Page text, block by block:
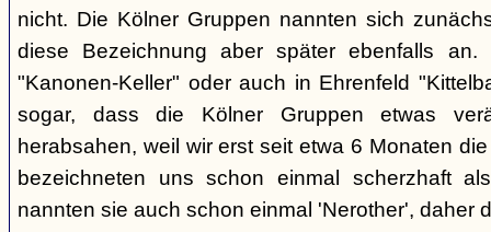
nicht. Die Kölner Gruppen nannten sich
diese Bezeichnung aber später ebenfalls
"Kanonen-Keller" oder auch in Ehrenfeld
sogar, dass die Kölner Gruppen etwas
herabsahen, weil wir erst seit etwa 6 Monaten
bezeichneten uns schon einmal scherzhaft
nannten sie auch schon einmal 'Nerother', daher